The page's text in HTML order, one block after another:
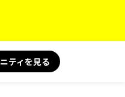
ティを見る